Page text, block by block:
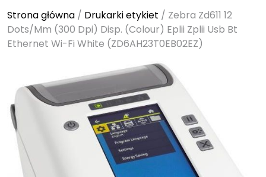
Strona główna / Drukarki etykiet / Zebra Zd611 12
Dots/Mm (300 Dpi) Disp. (Colour) Eplii Zplii Usb Bt
Ethernet Wi-Fi White (ZD6AH23T0EB02EZ)